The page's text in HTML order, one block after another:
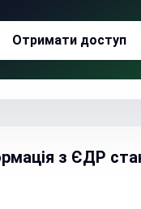
Отримати доступ
з ЄДР